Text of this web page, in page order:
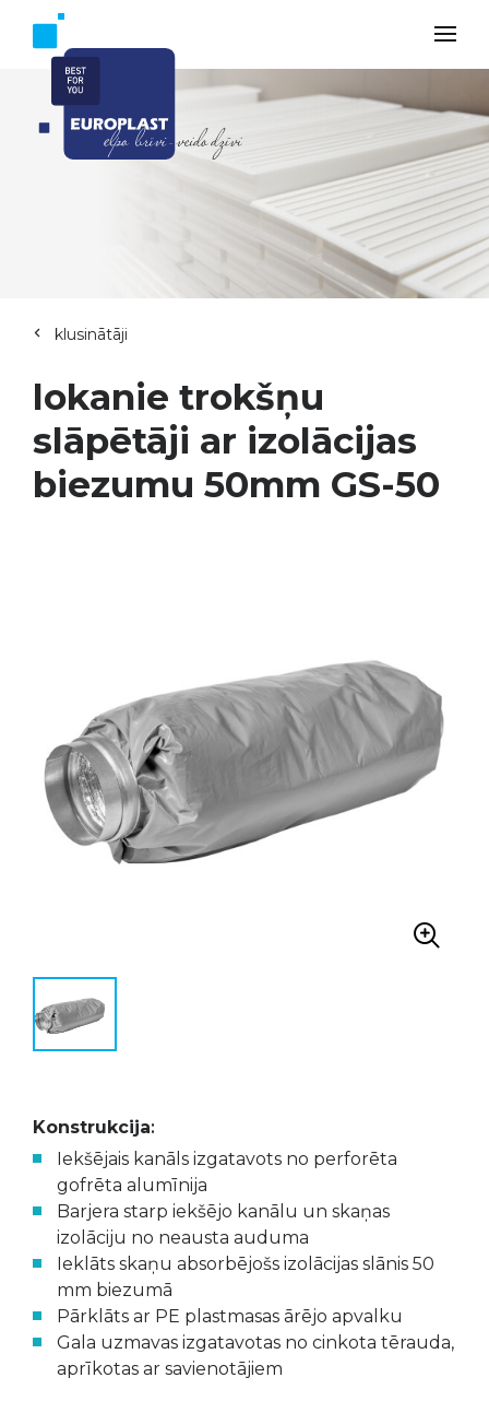
klusinātāji
lokanie trokšņu
slāpētāji ar izolācijas
biezumu 50mm GS-50
Konstrukcija:
Iekšējais kanāls izgatavots no perforēta
gofrēta alumīnija
Barjera starp iekšējo kanālu un skaņas
izolāciju no neausta auduma
Ieklāts skaņu absorbējošs izolācijas slānis 50
mm biezumā
Pārklāts ar PE plastmasas ārējo apvalku
Gala uzmavas izgatavotas no cinkota tērauda,
aprīkotas ar savienotājiem